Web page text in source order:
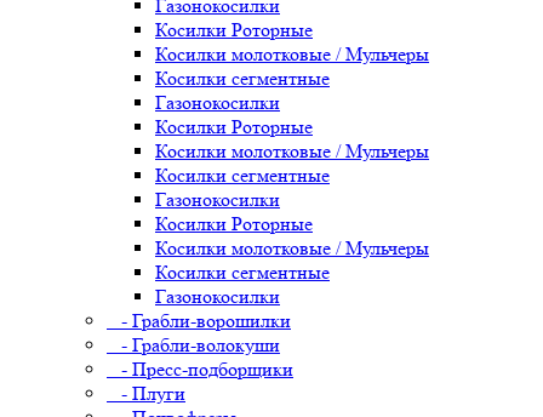
Газонокосилки
Косилки Роторные
Косилки молотковые / Мульчеры
Косилки сегментные
Газонокосилки
Косилки Роторные
Косилки молотковые / Мульчеры
Косилки сегментные
Газонокосилки
Косилки Роторные
Косилки молотковые / Мульчеры
Косилки сегментные
Газонокосилки
- Грабли-ворошилки
- Грабли-волокуши
- Пресс-подборщики
- Плуги